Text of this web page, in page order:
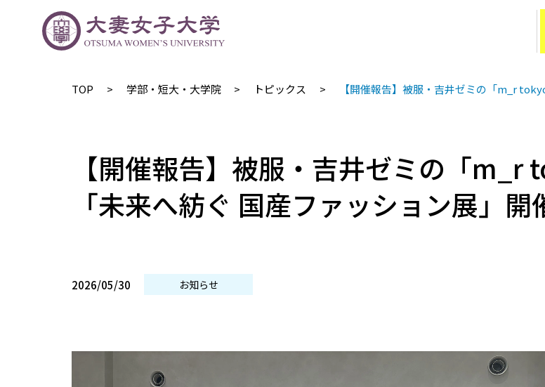
TOP 学部・短大・大学院 トピックス 【開催報告】被服・吉井ゼミの「m_r
【開催報告】被服・吉井ゼミの「
「未来へ紡ぐ 国産ファッション展」開
2026/05/30 お知らせ